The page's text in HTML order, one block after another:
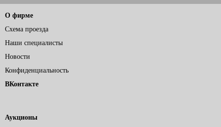
О фирме
Схема проезда
Наши специалисты
Новости
Конфиденциальность
ВКонтакте
Аукционы